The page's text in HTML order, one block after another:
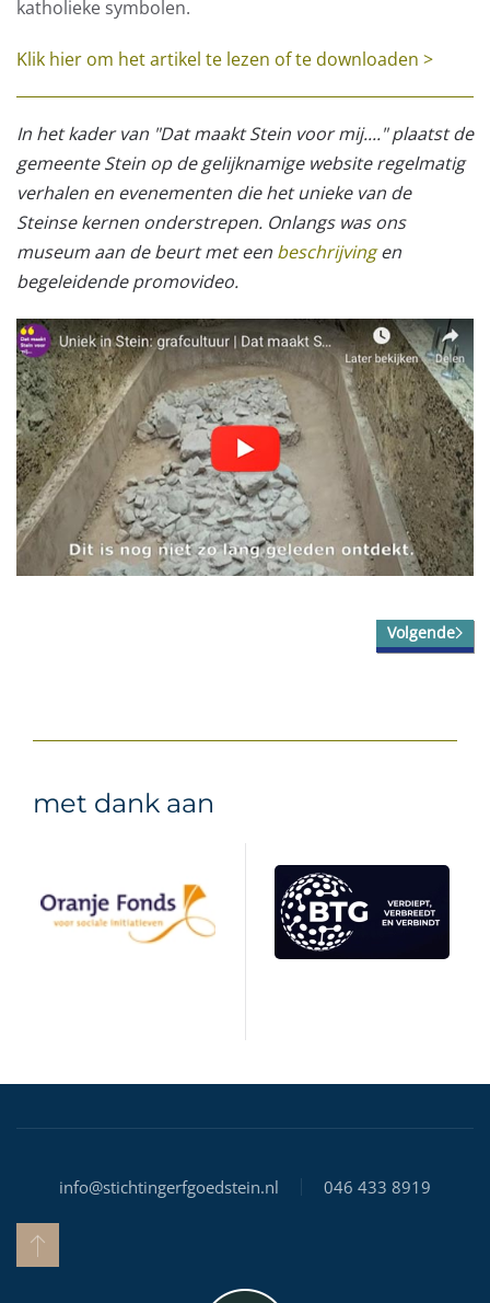
katholieke symbolen.
Klik hier om het artikel te lezen of te downloaden >
In het kader van "Dat maakt Stein voor mij...." plaatst de
gemeente Stein op de gelijknamige website regelmatig
verhalen en evenementen die het unieke van de
Steinse kernen onderstrepen. Onlangs was ons
museum aan de beurt met een beschrijvingen
begeleidende promovideo.
Volgende
met dank aan
info@stichtingerfgoedstein.nl 046 433 8919